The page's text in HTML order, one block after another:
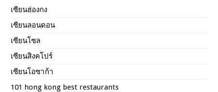
เซียนฮ่องกง
เซียนลอนดอน
เซียนโซล
เซียนสิงคโปร์
เซียนโอซาก้า
101 hong kong best restaurants